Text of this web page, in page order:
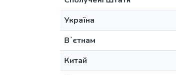
Україна
Вʼєтнам
Китай